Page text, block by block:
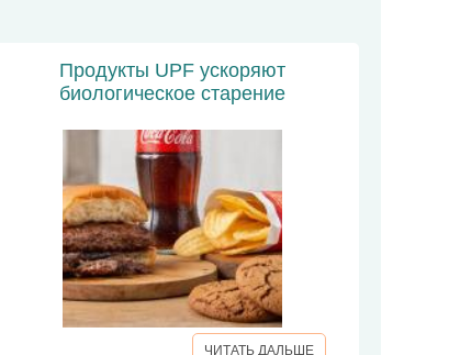
Продукты UPF ускоряют
биологическое старение
ЧИТАТЬ ДАЛЬШЕ